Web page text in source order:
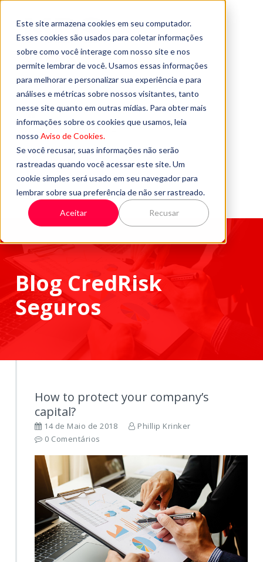
Este site armazena cookies em seu computador.
Esses cookies são usados para coletar informações
sobre como você interage com nosso site e nos
permite lembrar de você. Usamos essas informações
para melhorar e personalizar sua experiência e para
análises e métricas sobre nossos visitantes, tanto
nesse site quanto em outras mídias. Para obter mais
informações sobre os cookies que usamos, leia
nosso Aviso de Cookies.
Se você recusar, suas informações não serão
rastreadas quando você acessar este site. Um
cookie simples será usado em seu navegador para
lembrar sobre sua preferência de não ser rastreado.
Aceitar Recusar
VOLTAR AO SITE
QUEM SOMOS
FALE CONOSCO
Blog CredRisk
Seguros
How to protect your company’s
capital?
14 de Maio de 2018
Phillip Krinker
0 Comentários